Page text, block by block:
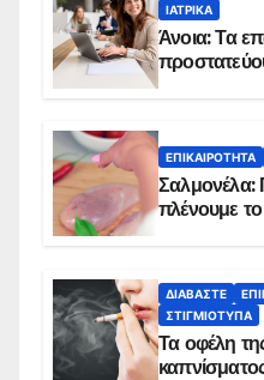
ΙΑΤΡΙΚΆ
Άνοια: Τα
ΕΠΙΚΑΙΡΌΤΗΤΑ
Σαλμονέλα:
πλένουμε
ΔΙΑΒΆΣΤΕ
ΣΤΙΓΜΙΌΤΥΠΑ
Τα οφέλη